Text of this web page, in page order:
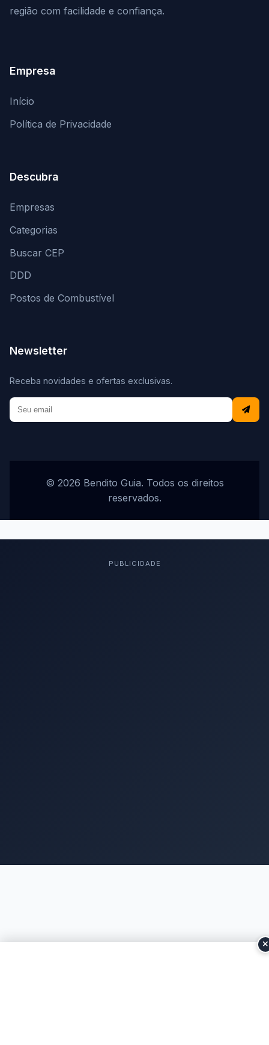
região com facilidade e confiança.
Empresa
Início
Política de Privacidade
Descubra
Empresas
Categorias
Buscar CEP
DDD
Postos de Combustível
Newsletter
Receba novidades e ofertas exclusivas.
© 2026 Bendito Guia. Todos os direitos
reservados.